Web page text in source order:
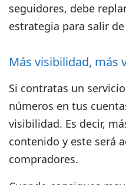
seguidores, debe
estrategia para salir
Más visibilidad, más
Si contratas un
números en tus
visibilidad. Es decir,
contenido y este será
compradores.